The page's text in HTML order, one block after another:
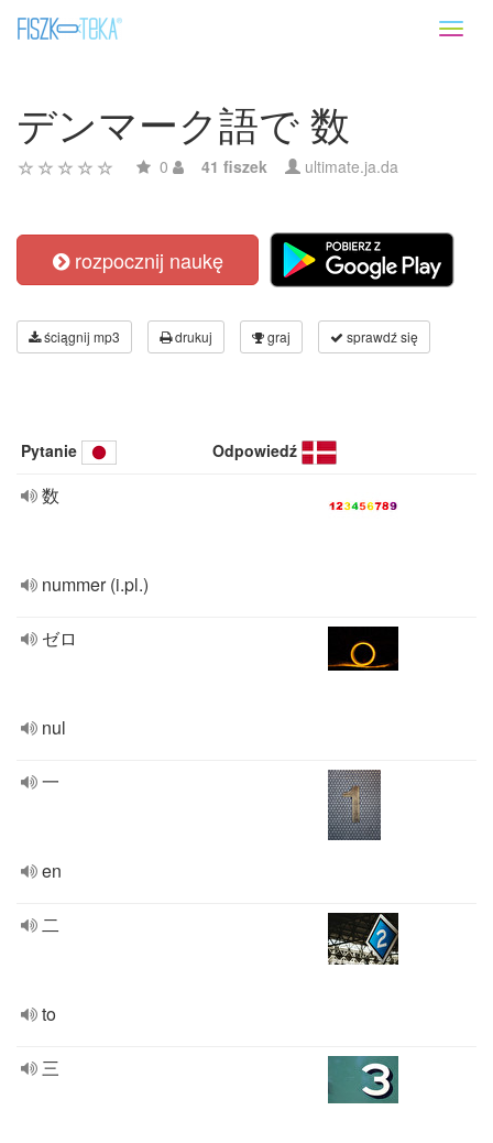
デンマーク語で 数
0 41 fiszek ultimate.ja.da
rozpocznij naukę
ściągnij mp3 drukuj graj sprawdź się
Pytanie Odpowiedź
数
nummer (i.pl.)
ゼロ
nul
一
en
二
to
三